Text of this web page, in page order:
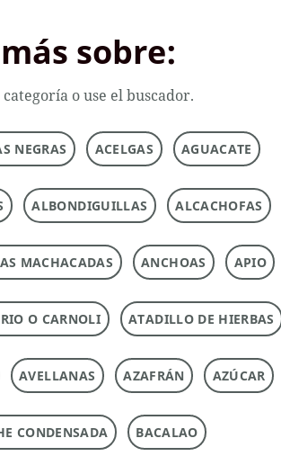
sobre:
o use el buscador.
NEGRAS ACELGAS AGUACATE
ALBONDIGUILLAS ALCACHOFAS
MACHACADAS ANCHOAS APIO
O CARNOLI ATADILLO DE HIERBAS
AVELLANAS AZAFRÁN AZÚCAR
CONDENSADA BACALAO